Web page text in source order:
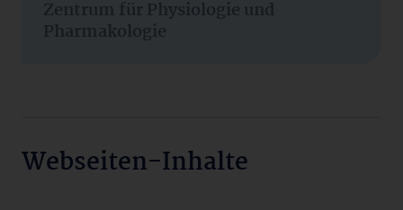
Zentrum für Physiologie und
Pharmakologie
Webseiten-Inhalte